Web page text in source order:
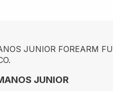
JUNIOR FOREARM
JUNIOR